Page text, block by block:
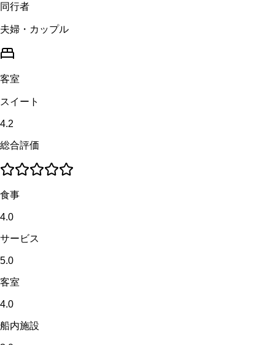
同行者
夫婦・カップル
客室
スイート
4.2
総合評価
食事
4.0
サービス
5.0
客室
4.0
船内施設